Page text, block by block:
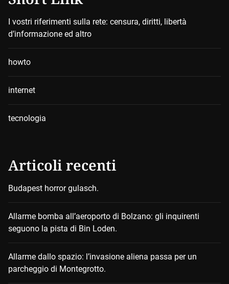
I vostri riferimenti sulla rete: censura, diritti, libertà
d’informazione ed altro
howto
internet
tecnologia
Articoli recenti
Budapest horror gulasch.
Allarme bomba all’aeroporto di Bolzano: gli inquirenti
seguono la pista di Bin Loden.
Allarme dallo spazio: l’invasione aliena passa per un
parcheggio di Montegrotto.